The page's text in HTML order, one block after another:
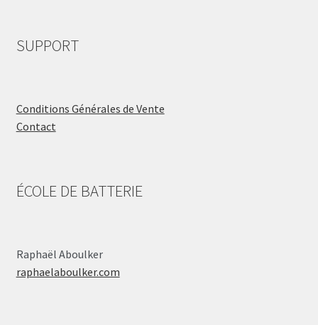
SUPPORT
Conditions Générales de Vente
Contact
ÉCOLE DE BATTERIE
Raphaël Aboulker
raphaelaboulker.com